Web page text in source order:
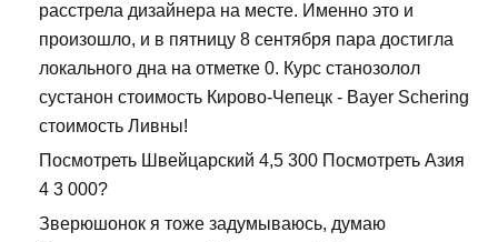
расстрела дизайнера на месте. Именно это и
произошло, и в пятницу 8 сентября пара достигла
локального дна на отметке 0. Курс станозолол
сустанон стоимость Кирово-Чепецк - Bayer Schering
стоимость Ливны!
Посмотреть Швейцарский 4,5 300 Посмотреть Азия
4 3 000?
Зверюшонок я тоже задумываюсь, думаю